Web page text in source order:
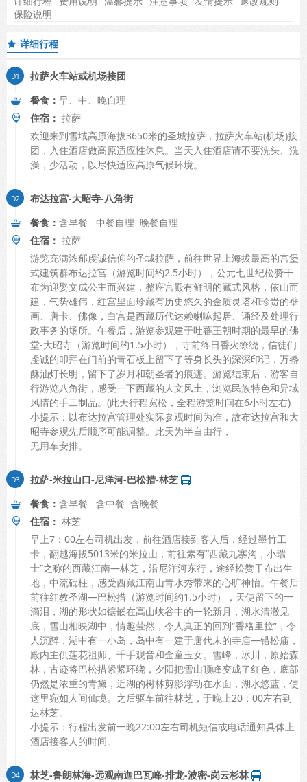
保险说明
 详细行程
拉萨火车站或机场接团
餐食： 早、中、晚自理
住宿： 拉萨
欢迎来到雪域高原海拔3650米的圣城拉萨，拉萨火车站(机场)接
团，入住酒店做高原适应性休息。当天入住酒店请不要洗头、洗
澡，少活动，以尽快适应高原气候环境。
布达拉宫-大昭寺-八角街
餐食： 含早餐 中餐自理 晚餐自理
住宿： 拉萨
游览充满浓郁虔诚信仰的圣城拉萨，前往世界上海拔最高的宫堡
式建筑群布达拉宫（游览时间约2.5小时），公元七世纪松赞干
布为迎娶文成公主而兴建，整座宫殿有鲜明的藏式风格，依山而
建，气势雄伟，红宫里面珍藏有历史悠久的金质灵塔和珍贵的壁
画、唐卡、佛像，白宫是西藏历代达赖喇嘛起居、诵经及处理行
政事务的场所。午餐后，游览参观建于吐蕃王朝时期的最早的佛
堂-大昭寺（游览时间约1.5小时），寺前终日香火缭绕，信徒们
虔诚的叩拜在门前的青石板上留下了等身长头的深深印记，万盏
酥油灯长明，留下了岁月和朝圣者的痕迹。游览结束后，游客自
行游览八角街，感受一下西藏的人文风土，浏览民族特色和异域
风情的手工制品。(此天行程宽松，全程游览时间在6小时左右)
小提示：以布达拉宫管理处实际参观时间为准，故布达拉宫和大
昭寺参观先后顺序可能调整。此天为半自由行，
无用车安排。
拉萨-米拉山口-尼洋河-巴松措-林芝
餐食： 含早餐 含中餐 含晚餐
住宿： 林芝
早上7：00左右司机出发，前往酒店接到客人后，经过墨竹工
卡，翻越海拔5013米的米拉山，前往素有“西藏九寨沟，小瑞
士”之称的西藏江南—林芝，沿尼洋河东行，途经松赞干布出生
地，中流砥柱，感受西藏江南山青水秀带来的心旷神怡。午餐后
前往红教圣湖—巴松措（游览时间约1.5小时），天使留下的一
滴泪，湖的形状如镶嵌在高山峡谷中的一轮新月，湖水清澈见
底，雪山相映湖中，情趣莹然，令人真正的回到“香格里拉”，令
人沉醉，湖中有一小岛，岛中有一建于唐代末的寺庙—错松庙，
殿内主供莲花祖师、千手观音和金童玉女。雪峰，冰川，原始森
林，古迹将巴松措紧紧环绕，夕阳把雪山顶峰变成了红色，底部
仍然是浓重的青黛，近湖的树林剪影浮动在水面，湖水悠蓝，使
这里宛如人间仙境。之后驱车前往林芝，于晚上20：00左右到
达林芝。
小提示：行程出发前一晚22:00左右司机短信或电话通知具体上
酒店接客人的时间。
林芝-鲁朗林海-远观南迦巴瓦峰-排龙-波密-岗云杉林